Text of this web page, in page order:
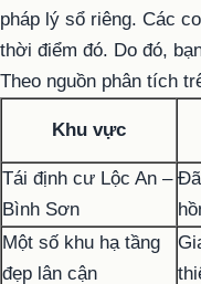
pháp lý sổ riêng. Các
thời điểm đó. Do đó,
Theo nguồn phân tích
Khu vực
Tái định cư Lộc An –
Bình Sơn
Một số khu hạ tầng
đẹp lân cận